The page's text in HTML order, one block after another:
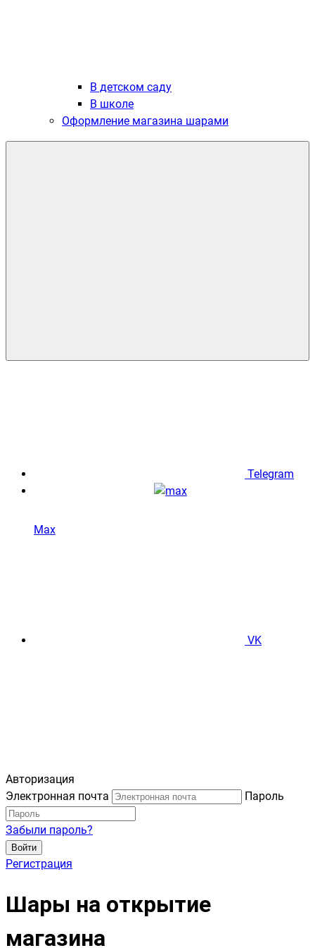
В детском саду
В школе
Оформление магазина шарами
Telegram
Max
VK
Авторизация
Электронная почта
Пароль
Забыли пароль?
Войти
Регистрация
Шары на открытие
магазина